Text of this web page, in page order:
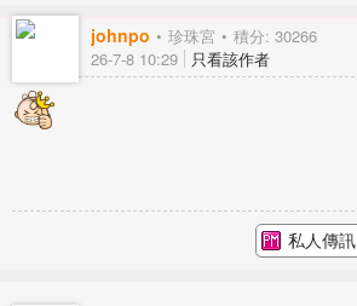
johnpo 珍珠宮 積分: 30266
26-7-8 10:29 只看該作者
私人傳訊